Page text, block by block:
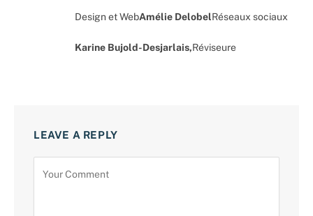
Design et WebAmélie DelobelRéseaux sociaux
Karine Bujold-Desjarlais,Réviseure
LEAVE A REPLY